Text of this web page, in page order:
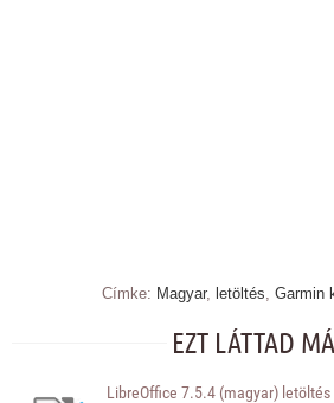
Címke: Magyar, letöltés Garmin
EZT LÁTTAD
LibreOffice 7.5.4 (magyar) letöltés